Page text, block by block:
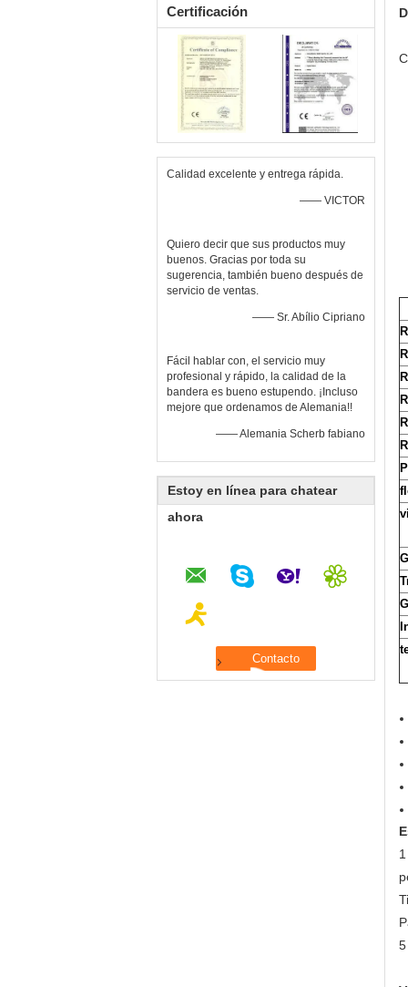
Certificación
Calidad excelente y entrega rápida.
—— VICTOR
Quiero decir que sus productos muy
buenos. Gracias por toda su
sugerencia, también bueno después de
servicio de ventas.
—— Sr. Abílio Cipriano
Fácil hablar con, el servicio muy
profesional y rápido, la calidad de la
bandera es bueno estupendo. ¡Incluso
mejore que ordenamos de Alemania!!
—— Alemania Scherb fabiano
Estoy en línea para chatear
ahora